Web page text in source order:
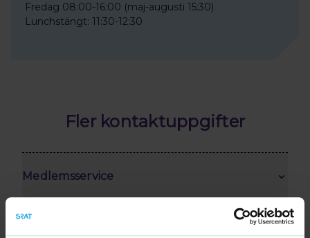
Fredag 08:00-16:00 (maj-augusti 15:30)
Lunchstängt: 11:30-12:30
Fler kontaktuppgifter
Medlemsservice
Din förening